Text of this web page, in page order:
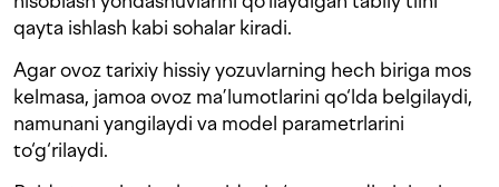
qayta ishlash kabi sohalar kiradi.
Agar ovoz tarixiy hissiy yozuvlarning hech biriga mos
kelmasa, jamoa ovoz ma’lumotlarini qo‘lda belgilaydi,
namunani yangilaydi va model parametrlarini
to‘g‘rilaydi.